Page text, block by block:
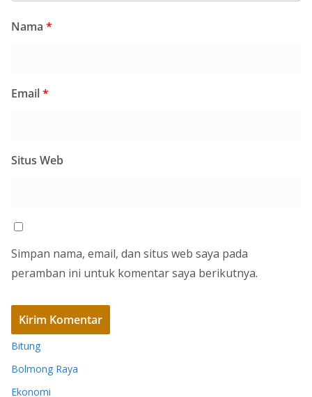
Nama *
Email*
Situs Web
Simpan nama, email, dan situs web saya pada
peramban ini untuk komentar saya berikutnya.
Bitung
Bolmong Raya
Ekonomi